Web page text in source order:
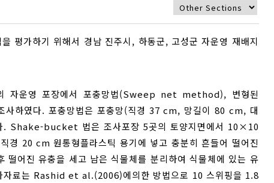
평가하기 위해서 경남 진주시, 하동군, 고성군 자운영 재배지
자운영 포장에서 포충망법(Sweep net method), 변형된
였다. 포충망법은 포충망(직경 37 cm, 망길이 80 cm, 대
. Shake-bucket 법은 조사포장 5곳의 토양지면에서 10×10
20 cm 원통형플라스틱 용기에 넣고 충분히 흔들어 떨어진
어진 유충을 세고 남은 식물체를 분리하여 식물체에 있는 유
자료는 Rashid et al.(2006)에의한 방법으로 10 스위핑을 1.8